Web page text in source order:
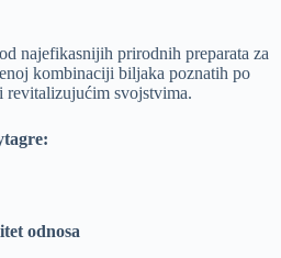
najefikasnijih prirodnih preparata za
kombinaciji biljaka poznatih po
svojstvima.
odnosa